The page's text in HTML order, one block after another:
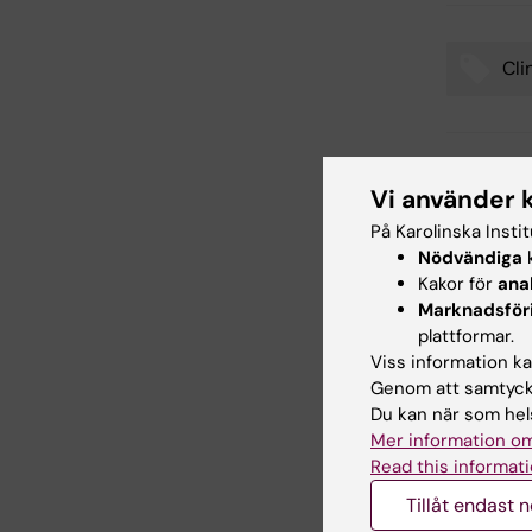
Sara
Dela
Vi använder
På Karolinska
Nödvändiga
Kakor för
plattformar.
Viss information
Genom att
Du kan när som
Mer information
Read this
Tillåt endast